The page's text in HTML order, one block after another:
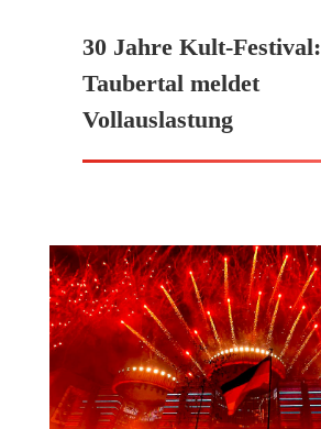
30 Jahre Kult-Festival:
Taubertal meldet
Vollauslastung